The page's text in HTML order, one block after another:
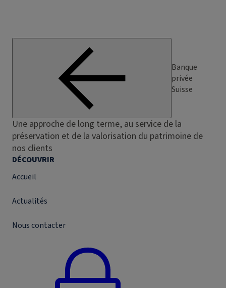
Banque
privée
Suisse
Une approche de long terme, au service de la
préservation et de la valorisation du patrimoine de
nos clients
DÉCOUVRIR
Accueil
Actualités
Nous contacter